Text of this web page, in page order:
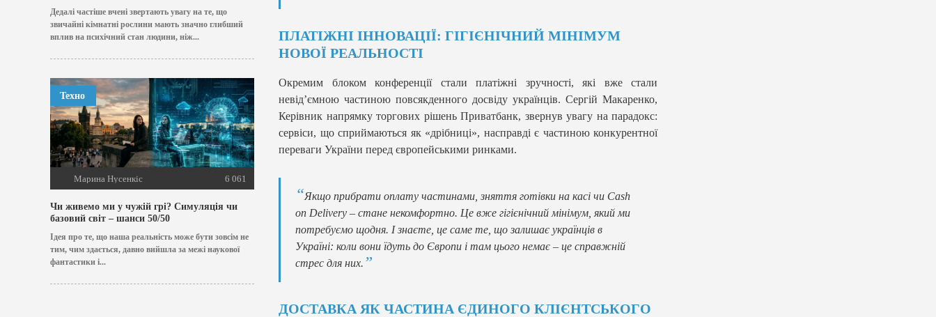
Дедалі частіше вчені звертають увагу на те, що
звичайні кімнатні рослини мають значно глибший
вплив на психічний стан людини, ніж...
Техно
Марина Нусенкіс 6 061
Чи живемо ми у чужій грі? Симуляція чи
базовий світ – шанси 50/50
Ідея про те, що наша реальність може бути зовсім не
тим, чим здається, давно вийшла за межі наукової
фантастики і...
ПЛАТІЖНІ ІННОВАЦІЇ: ГІГІЄНІЧНИЙ МІНІМУМ
НОВОЇ РЕАЛЬНОСТІ
Окремим блоком конференції стали платіжні зручності, які вже стали
невід’ємною частиною повсякденного досвіду українців. Сергій Макаренко,
Керівник напрямку торгових рішень Приватбанк, звернув увагу на парадокс:
сервіси, що сприймаються як «дрібниці», насправді є частиною конкурентної
переваги України перед європейськими ринками.
Якщо прибрати оплату частинами, зняття готівки на касі чи Cash
on Delivery – стане некомфортно. Це вже гігієнічний мінімум, який ми
потребуємо щодня. І знаєте, це саме те, що залишає українців в
Україні: коли вони їдуть до Європи і там цього немає – це справжній
стрес для них.
ДОСТАВКА ЯК ЧАСТИНА ЄДИНОГО КЛІЄНТСЬКОГО